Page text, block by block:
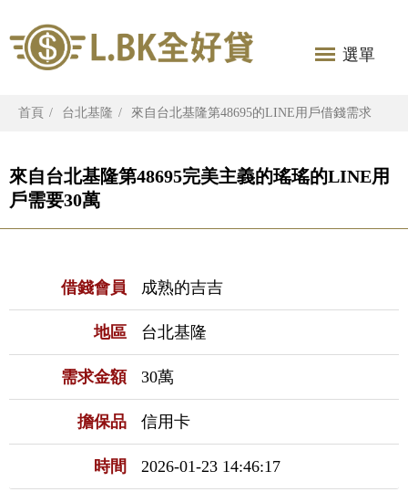
選單
首頁 台北基隆 來自台北基隆第48695的LINE用戶借錢需求
來自台北基隆第48695完美主義的瑤瑤的LINE用
戶需要30萬
借錢會員 成熟的吉吉
地區 台北基隆
需求金額 30萬
擔保品 信用卡
時間 2026-01-23 14:46:17